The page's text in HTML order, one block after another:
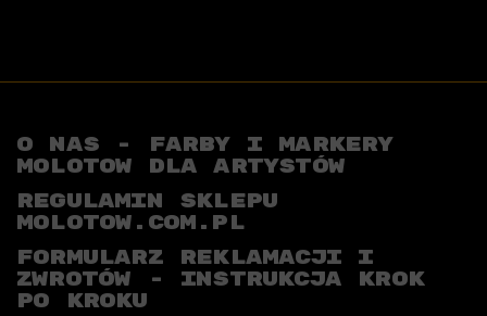
O NAS - FARBY I MARKERY
MOLOTOW DLA ARTYSTÓW
REGULAMIN SKLEPU
MOLOTOW.COM.PL
FORMULARZ REKLAMACJI I
ZWROTÓW - INSTRUKCJA KROK
PO KROKU